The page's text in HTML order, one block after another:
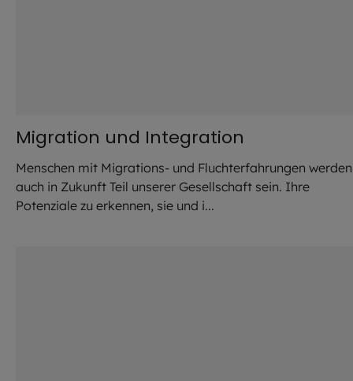
Migration und Integration
Menschen mit Migrations- und Fluchterfahrungen werden
auch in Zukunft Teil unserer Gesellschaft sein. Ihre
Potenziale zu erkennen, sie und i...